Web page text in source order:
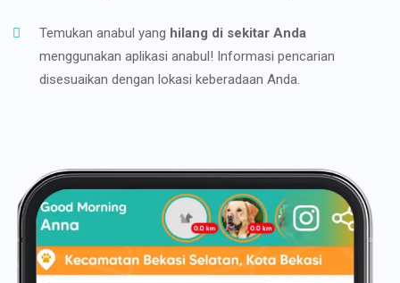
Temukan anabul yang hilang di sekitar Anda
menggunakan aplikasi anabul! Informasi pencarian
disesuaikan dengan lokasi keberadaan Anda.